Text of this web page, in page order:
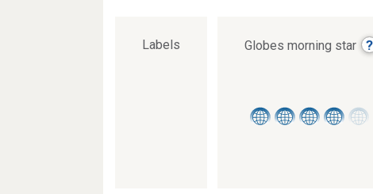
Labels Globes morning star ?